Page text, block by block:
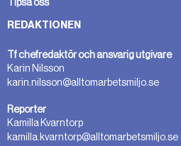
REDAKTIONEN
Tf chefredaktör och ansvarig utgivare
Karin Nilsson
karin.nilsson@alltomarbetsmiljo.se
Reporter
Kamilla Kvarntorp
kamilla.kvarntorp@alltomarbetsmiljo.se